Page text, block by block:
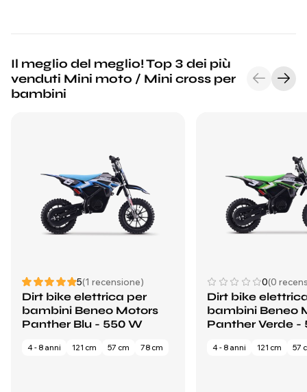
Il meglio del meglio! Top 3 dei più
venduti Mini moto / Mini cross per
bambini
5(1 recensione)
Dirt bike elettrica per
bambini Beneo Motors
Panther Blu - 550 W
4 - 8 anni 121 cm 57 cm 78 cm
0(0
Dirt bike
bambini Beneo
Panther Verde -
4 - 8 anni 121 cm 57